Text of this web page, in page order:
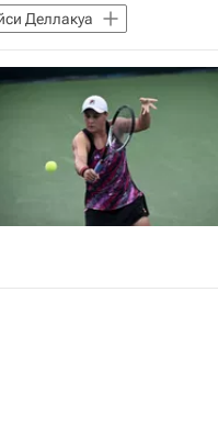
Деллакуа